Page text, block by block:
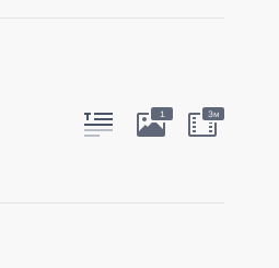
1 3м